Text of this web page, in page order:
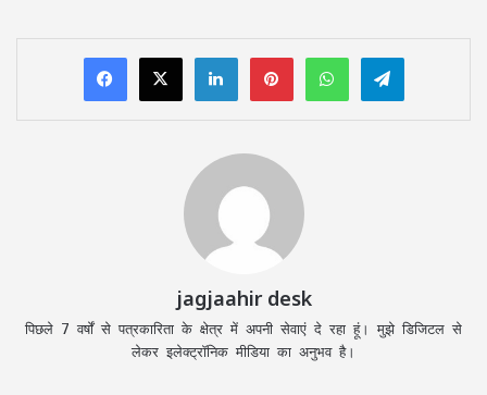
LinkedInPinterestWhatsAppTelegram
jagjaahir desk
पिछले 7 वर्षों से पत्रकारिता के क्षेत्र में अपनी सेवाएं दे रहा हूं। मुझे डिजिटल से
लेकर इलेक्ट्रॉनिक मीडिया का अनुभव है।